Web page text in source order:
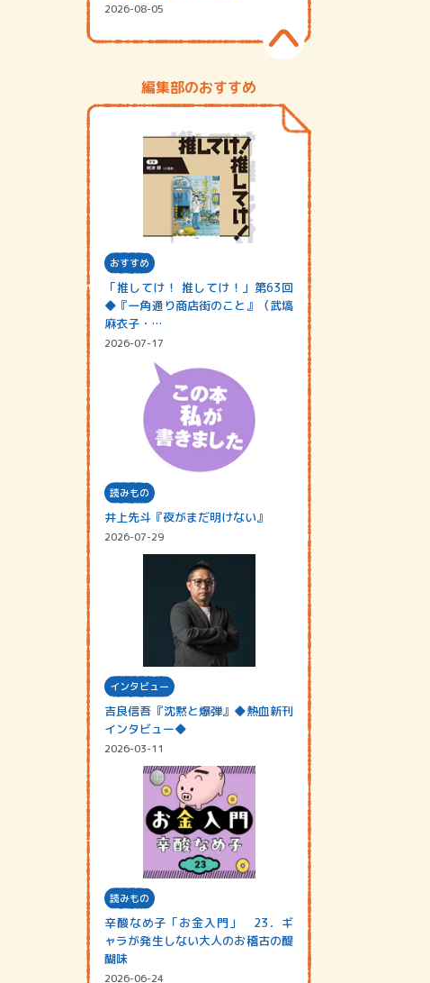
2026-08-05
編集部のおすすめ
おすすめ
「推してけ！ 推してけ！」第63回
◆『一角通り商店街のこと』（武塙
麻衣子・…
2026-07-17
読みもの
井上先斗『夜がまだ明けない』
2026-07-29
インタビュー
吉良信吾『沈黙と爆弾』◆熱血新刊
インタビュー◆
2026-03-11
読みもの
辛酸なめ子「お金入門」 23．ギ
ャラが発生しない大人のお稽古の醍
醐味
2026-06-24